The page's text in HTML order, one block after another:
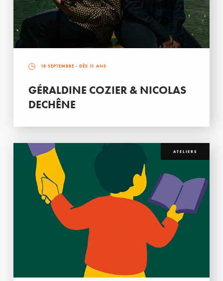
18 SEPTEMBRE - DÈS 11 ANS
GÉRALDINE COZIER & NICOLAS
DECHÊNE
ATELIERS